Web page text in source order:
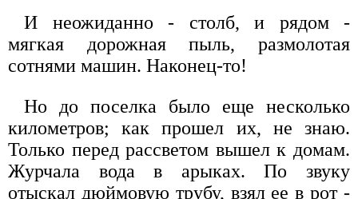
И неожиданно - столб, и рядом -
мягкая дорожная пыль, размолотая
сотнями машин. Наконец-то!
Но до поселка было еще несколько
километров; как прошел их, не знаю.
Только перед рассветом вышел к домам.
Журчала вода в арыках. По звуку
отыскал дюймовую трубу, взял ее в рот -